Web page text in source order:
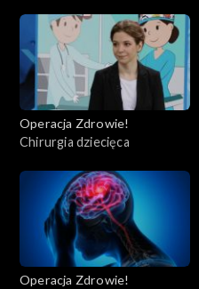
Operacja Zdrowie!
Chirurgia dziecięca
Operacja Zdrowie!